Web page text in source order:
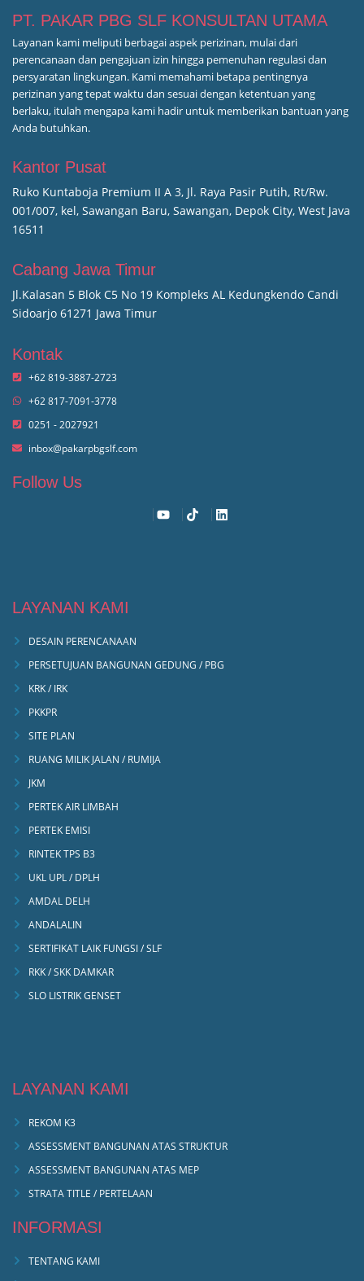
PT. PAKAR PBG SLF KONSULTAN UTAMA
Layanan kami meliputi berbagai aspek perizinan, mulai dari
perencanaan dan pengajuan izin hingga pemenuhan regulasi dan
persyaratan lingkungan. Kami memahami betapa pentingnya
perizinan yang tepat waktu dan sesuai dengan ketentuan yang
berlaku, itulah mengapa kami hadir untuk memberikan bantuan yang
Anda butuhkan.
Kantor Pusat
Ruko Kuntaboja Premium II A 3, Jl. Raya Pasir Putih, Rt/Rw.
001/007, kel, Sawangan Baru, Sawangan, Depok City, West Java
16511
Cabang Jawa Timur
Jl.Kalasan 5 Blok C5 No 19 Kompleks AL Kedungkendo Candi
Sidoarjo 61271 Jawa Timur
Kontak
+62 819-3887-2723
+62 817-7091-3778
0251 - 2027921
inbox@pakarpbgslf.com
Follow Us
LAYANAN KAMI
DESAIN PERENCANAAN
PERSETUJUAN BANGUNAN GEDUNG / PBG
KRK / IRK
PKKPR
SITE PLAN
RUANG MILIK JALAN / RUMIJA
JKM
PERTEK AIR LIMBAH
PERTEK EMISI
RINTEK TPS B3
UKL UPL / DPLH
AMDAL DELH
ANDALALIN
SERTIFIKAT LAIK FUNGSI / SLF
RKK / SKK DAMKAR
SLO LISTRIK GENSET
LAYANAN KAMI
REKOM K3
ASSESSMENT BANGUNAN ATAS STRUKTUR
ASSESSMENT BANGUNAN ATAS MEP
STRATA TITLE / PERTELAAN
INFORMASI
TENTANG KAMI